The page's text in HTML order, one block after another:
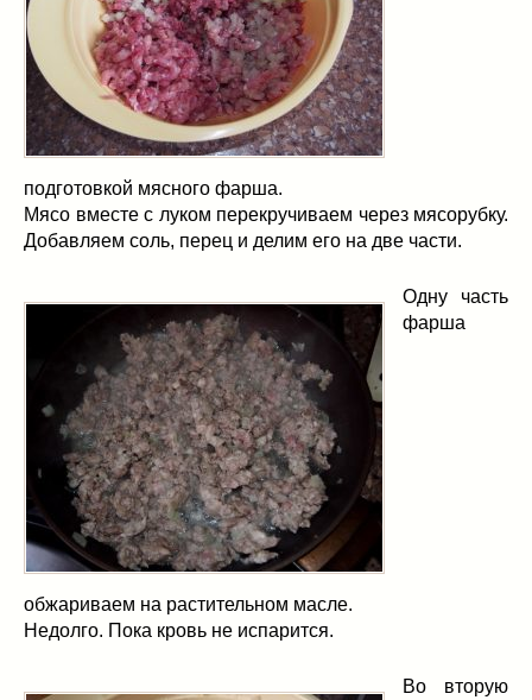
подготовкой мясного фарша.
Мясо вместе с луком перекручиваем через мясорубку.
Добавляем соль, перец и делим его на две части.
Одну часть
фарша
обжариваем на растительном масле.
Недолго. Пока кровь не испарится.
Во вторую